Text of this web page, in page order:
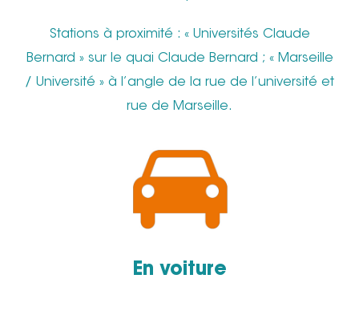
Stations à proximité : « Universités Claude
Bernard » sur le quai Claude Bernard ; « Marseille
/ Université » à l’angle de la rue de l’université et
rue de Marseille.
En voiture